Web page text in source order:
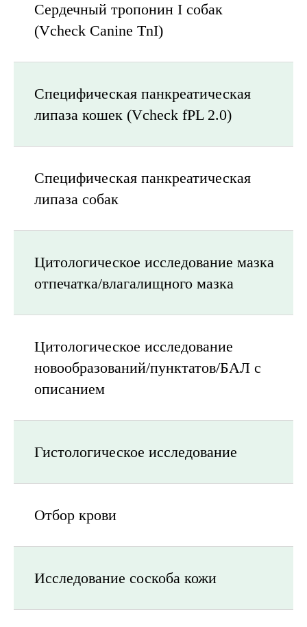
Сердечный тропонин I собак
(Vcheck Canine TnI)
Специфическая панкреатическая
липаза кошек (Vcheck fPL 2.0)
Специфическая панкреатическая
липаза собак
Цитологическое исследование мазка
отпечатка/влагалищного мазка
Цитологическое исследование
новообразований/пунктатов/БАЛ с
описанием
Гистологическое исследование
Отбор крови
Исследование соскоба кожи